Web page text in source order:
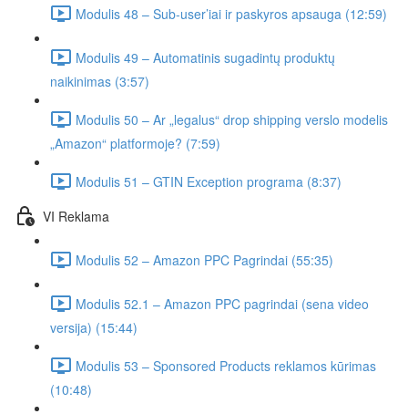
Modulis 48 – Sub-user’iai ir paskyros apsauga (12:59)
Modulis 49 – Automatinis sugadintų produktų
naikinimas (3:57)
Modulis 50 – Ar „legalus“ drop shipping verslo modelis
„Amazon“ platformoje? (7:59)
Modulis 51 – GTIN Exception programa (8:37)
VI Reklama
Modulis 52 – Amazon PPC Pagrindai (55:35)
Modulis 52.1 – Amazon PPC pagrindai (sena video
versija) (15:44)
Modulis 53 – Sponsored Products reklamos kūrimas
(10:48)